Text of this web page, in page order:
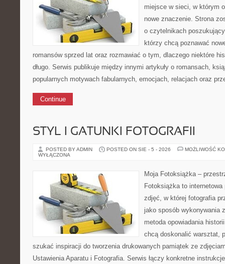
miejsce w sieci, w którym
nowe znaczenie. Strona
o czytelnikach
którzy chcą poznawać
romansów sprzed lat oraz rozmawiać o tym, dlaczego niektóre
długo. Serwis publikuje między innymi artykuły o romansach,
popularnych motywach fabularnych, emocjach, relacjach oraz
Continue
STYL I GATUNKI FOTOGRAFII
POSTED BY ADMIN POSTED ON SIE - 5 - 2026
MOŻLIWOŚĆ
WYŁĄCZONA
Moja Fotoksiążka –
Fotoksiążka to internetowa
zdjęć, w której fotografia
jako sposób wykonywania
metoda opowiadania
chcą doskonalić warsztat,
szukać inspiracji do tworzenia drukowanych pamiątek ze
Ustawienia Aparatu i Fotografia. Serwis łączy konkretne